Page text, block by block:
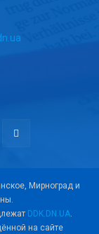
Мирноград и
DDK.DN.UA.
на сайте